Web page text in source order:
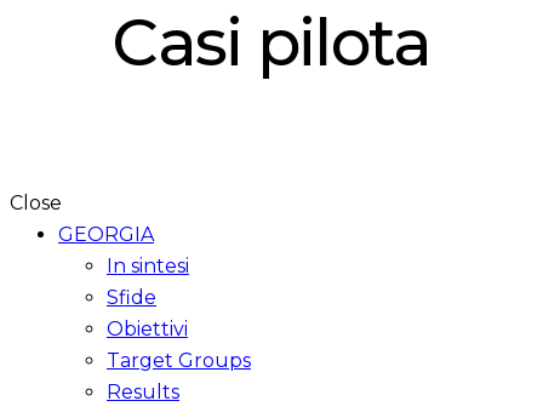
Casi pilota
Close
GEORGIA
In sintesi
Sfide
Obiettivi
Target Groups
Results